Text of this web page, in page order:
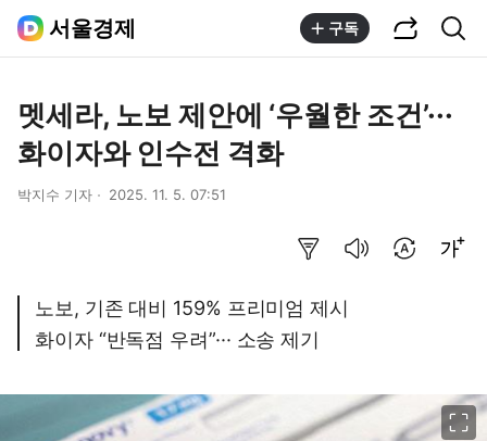
서울경제 구독
멧세라, 노보 제안에 ‘우월한 조건’···
화이자와 인수전 격화
박지수 기자 2025. 11. 5. 07:51
노보, 기존 대비 159% 프리미엄 제시
화이자 “반독점 우려”··· 소송 제기